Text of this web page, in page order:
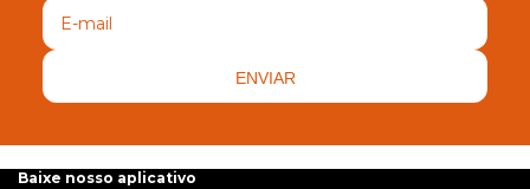
ENVIAR
Baixe nosso aplicativo